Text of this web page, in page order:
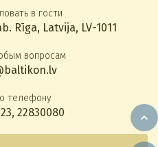
в гости
Rīga, Latvija, LV-1011
вопросам
телефону
, 22830080